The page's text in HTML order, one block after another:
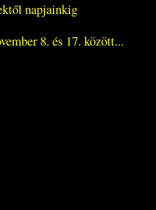
napjainkig
8. és 17. között...